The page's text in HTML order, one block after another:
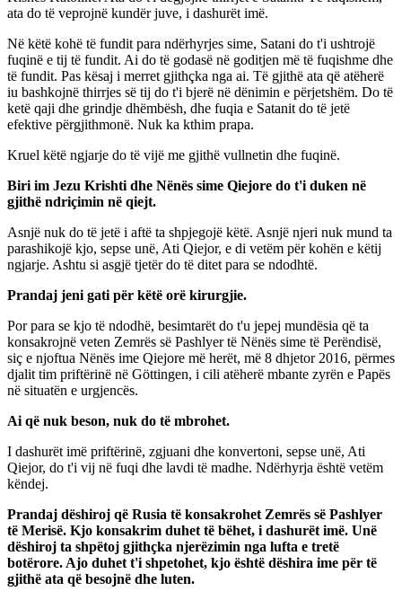
ata do të veprojnë kundër juve, i dashurët imë.
Në këtë kohë të fundit para ndërhyrjes sime, Satani do t'i ushtrojë
fuqinë e tij të fundit. Ai do të godasë në goditjen më të fuqishme dhe
të fundit. Pas kësaj i merret gjithçka nga ai. Të gjithë ata që atëherë
iu bashkojnë thirrjes së tij do t'i bjerë në dënimin e përjetshëm. Do të
ketë qaji dhe grindje dhëmbësh, dhe fuqia e Satanit do të jetë
efektive përgjithmonë. Nuk ka kthim prapa.
Kruel këtë ngjarje do të vijë me gjithë vullnetin dhe fuqinë.
Biri im Jezu Krishti dhe Nënës sime Qiejore do t'i duken në
gjithë ndriçimin në qiejt.
Asnjë nuk do të jetë i aftë ta shpjegojë këtë. Asnjë njeri nuk mund ta
parashikojë kjo, sepse unë, Ati Qiejor, e di vetëm për kohën e këtij
ngjarje. Ashtu si asgjë tjetër do të ditet para se ndodhtë.
Prandaj jeni gati për këtë orë kirurgjie.
Por para se kjo të ndodhë, besimtarët do t'u jepej mundësia që ta
konsakrojnë veten Zemrës së Pashlyer të Nënës sime të Perëndisë,
siç e njoftua Nënës ime Qiejore më herët, më 8 dhjetor 2016, përmes
djalit tim priftërinë në Göttingen, i cili atëherë mbante zyrën e Papës
në situatën e urgjencës.
Ai që nuk beson, nuk do të mbrohet.
I dashurët imë priftërinë, zgjuani dhe konvertoni, sepse unë, Ati
Qiejor, do t'i vij në fuqi dhe lavdi të madhe. Ndërhyrja është vetëm
këndej.
Prandaj dëshiroj që Rusia të konsakrohet Zemrës së Pashlyer
të Merisë. Kjo konsakrim duhet të bëhet, i dashurët imë. Unë
dëshiroj ta shpëtoj gjithçka njerëzimin nga lufta e tretë
botërore. Ajo duhet t'i shpetohet, kjo është dëshira ime për të
gjithë ata që besojnë dhe luten.